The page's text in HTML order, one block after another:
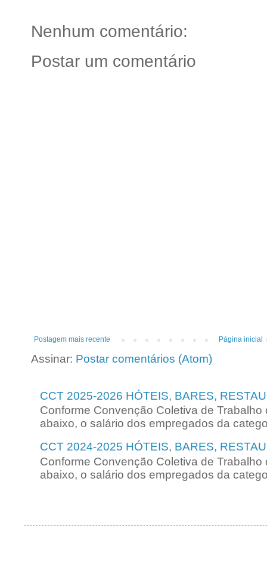
Nenhum comentário:
Postar um comentário
Postagem mais recente Página inicial
Assinar: Postar comentários (Atom)
CCT 2025-2026 HÓTEIS, BARES,
Conforme Convenção Coletiva de
abaixo, o salário dos empregados da
CCT 2024-2025 HÓTEIS, BARES,
Conforme Convenção Coletiva de
abaixo, o salário dos empregados da